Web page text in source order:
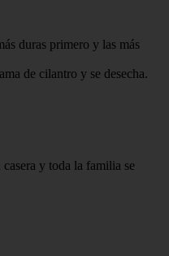
duras primero y las más
de cilantro y se desecha.
y toda la familia se